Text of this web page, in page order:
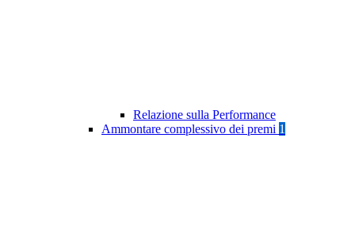
Relazione sulla Performance
Ammontare complessivo dei premi 1